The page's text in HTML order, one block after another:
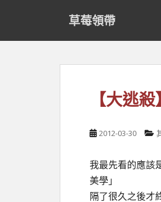
草莓領帶
【大逃
2012-03-30
我最先看的應該
美學」
隔了很久之後才